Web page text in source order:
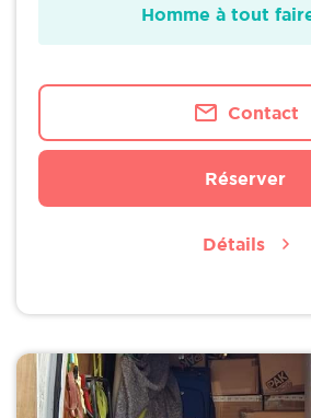
Homme à tout
Contact
Réserver
Détails